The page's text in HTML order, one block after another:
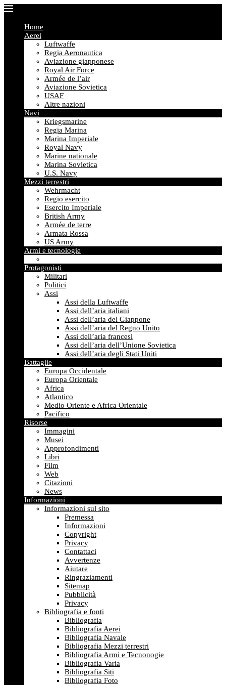
Home
Aerei
Luftwaffe
Regia Aeronautica
Aviazione giapponese
Royal Air Force
Armée de l’air
Aviazione Sovietica
USAF
Altre nazioni
Navi
Kriegsmarine
Regia Marina
Marina Imperiale
Royal Navy
Marine nationale
Marina Sovietica
U.S. Navy
Mezzi terrestri
Wehrmacht
Regio esercito
Esercito Imperiale
British Army
Armée de terre
Armata Rossa
US Army
Armi e tecnologie
Protagonisti
Militari
Politici
Assi
Assi della Luftwaffe
Assi dell’aria italiani
Assi dell’aria del Giappone
Assi dell’aria del Regno Unito
Assi dell’aria francesi
Assi dell’aria dell’Unione Sovietica
Assi dell’aria degli Stati Uniti
Battaglie
Europa Occidentale
Europa Orientale
Africa
Atlantico
Medio Oriente e Africa Orientale
Pacifico
Risorse
Immagini
Musei
Approfondimenti
Libri
Film
Web
Citazioni
News
Informazioni
Informazioni sul sito
Premessa
Informazioni
Copyright
Privacy
Contattaci
Avvertenze
Aiutare
Ringraziamenti
Sitemap
Pubblicità
Privacy
Bibliografia e fonti
Bibliografia
Bibliografia Aerei
Bibliografia Navale
Bibliografia Mezzi terrestri
Bibliografia Armi e Tecnonogie
Bibliografia Varia
Bibliografia Siti
Bibliografia Foto